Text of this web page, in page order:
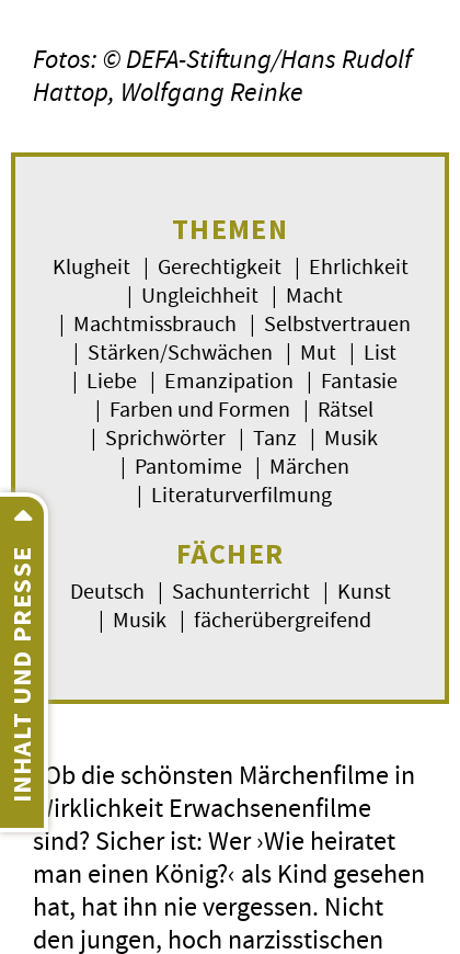
INHALT UND PRESSE
Fotos: © DEFA-Stiftung/Hans Rudolf
Hattop, Wolfgang Reinke
THEMEN
Klugheit | Gerechtigkeit | Ehrlichkeit
| Ungleichheit | Macht
| Machtmissbrauch | Selbstvertrauen
| Stärken/Schwächen | Mut | List
| Liebe | Emanzipation | Fantasie
| Farben und Formen | Rätsel
| Sprichwörter | Tanz | Musik
| Pantomime | Märchen
| Literaturverfilmung
FÄCHER
Deutsch | Sachunterricht | Kunst
| Musik | fächerübergreifend
»Ob die schönsten Märchenfilme in
Wirklichkeit Erwachsenenfilme
sind? Sicher ist: Wer ›Wie heiratet
man einen König?‹ als Kind gesehen
hat, hat ihn nie vergessen. Nicht
den jungen, hoch narzisstischen